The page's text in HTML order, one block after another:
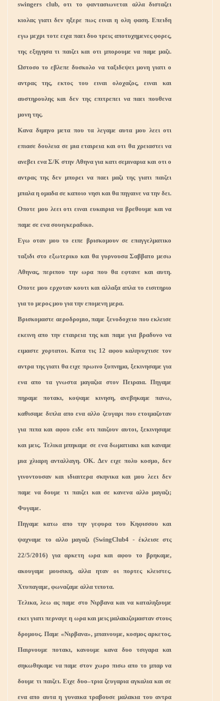
swingers club, οτι το φαντασιωνεται αλλα δισταζει
κιολας γιατι δεν ηξερε πως ειναι η ολη φαση. Επειδη
εγω μεχρι τοτε ειχα παει δυο τρεις αποτυχημενες φορες,
της εξηγησα τι παιζει και οτι μπορουμε να παμε μαζι.
Ωστοσο το εβλεπε δυσκολο να ταξιδεψει μονη γιατι ο
αντρας της, εκτος του ειναι ολοχαζος, ειναι και
αυστηρουλης και δεν της επιτρεπει να παει πουθενα
μονη της.
Κανα διμηνο μετα που τα λεγαμε αυτα μου λεει οτι
επιασε δουλεια σε μια εταιρεια και οτι θα χρειαστει να
ανεβει ενα Σ/Κ στην Αθηνα για κατι σεμιναρια και οτι ο
αντρας της δεν μπορει να παει μαζι της γιατι παιζει
μπαλα η ομαδα σε καποιο νησι και θα πηγαινε να την δει.
Οποτε μου λεει οτι ειναι ευκαιρια να βρεθουμε και να
παμε σε ενα σουιγκεραδικο.
Εγω οταν μου το ειπε βρισκομουν σε επαγγελματικο
ταξιδι στο εξωτερικο και θα γυρνουσα Σαββατο μεσω
Αθηνας, περιπου την ωρα που θα εφτανε και αυτη.
Οποτε μου ερχοταν κουτι και αλλαξα απλα το εισιτηριο
για το μερος μου για την επομενη μερα.
Βρισκομαστε αεροδρομιο, παμε ξενοδοχειο που εκλεισε
εκεινη απο την εταιρεια της και παμε για βραδυνο να
ειμαστε χορτατοι. Κατα τις 12 αφου καληνυχτισε τον
αντρα της γιατι θα ειχε πρωινο ξυπνημα, ξεκινησαμε για
ενα απο τα γνωστα μαγαζια στον Πειραια. Πηγαμε
πηραμε ποτακι, κοψαμε κινηση, ανεβηκαμε πανω,
καθισαμε διπλα απο ενα αλλο ζευγαρι που ετοιμαζοταν
για πιπα και αφου ειδε οτι παιζουν αυτοι, ξεκινησαμε
και μεις. Τελικα μπηκαμε σε ενα δωματιακι και καναμε
μια χλιαρη ανταλλαγη. ΟΚ. Δεν ειχε πολυ κοσμο, δεν
γινοντουσαν και ιδιαιτερα σκηνικα και μου λεει δεν
παμε να δουμε τι παιζει και σε κανενα αλλο μαγαζι;
Φυγαμε.
Πηγαμε κατω απο την γεφυρα του Κηφισσου και
ψαχναμε το αλλο μαγαζι (SwingClub4 - έκλεισε στς
22/5/2016) για αρκετη ωρα και αφου το βρηκαμε,
ακουγαμε μουσικη, αλλα ηταν οι πορτες κλειστες.
Χτυπαγαμε, φωναζαμε αλλα τιποτα.
Τελικα, λεω ας παμε στο Νιρβανα και να καταληξουμε
εκει γιατι περναγε η ωρα και μεις μαλακιζομασταν στους
δρομους. Παμε «Νιρβανα», μπαινουμε, κοσμος αρκετος.
Παιρνουμε ποτακι, κανουμε κανα δυο τσιγαρα και
σηκωθηκαμε να παμε στον χωρο πισω απο το μπαρ να
δουμε τι παιζει. Ειχε δυο–τρια ζευγαρια αγκαλια και σε
ενα απο αυτα η γυναικα τραβουσε μαλακια του αντρα